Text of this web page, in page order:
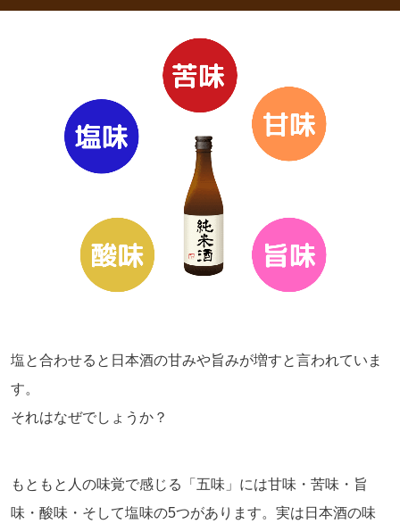
塩と合わせると日本酒の甘みや旨みが増すと言われていま
す。
それはなぜでしょうか？
もともと人の味覚で感じる「五味」には甘味・苦味・旨
味・酸味・そして塩味の5つがあります。実は日本酒の味